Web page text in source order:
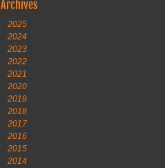
Archives
2025
2024
2023
2022
2021
2020
2019
2018
2017
2016
2015
2014